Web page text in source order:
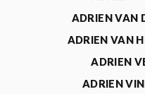
ADRIEN VAN
ADRIEN VAN
ADRIEN
ADRIEN